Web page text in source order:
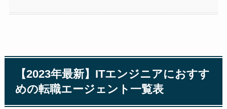
【2023年最新】ITエンジニアにおすす
めの転職エージェント一覧表